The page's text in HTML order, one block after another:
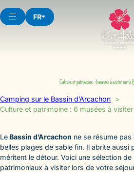
au
contenu
FR
Culture et patrimoine : 6 musées à visiter sur le
Camping sur le Bassin d’Arcachon
Culture et patrimoine : 6 musées à
Le Bassin d’Arcachon ne se résume pas
belles plages de sable fin. Il abrite aussi
méritent le détour. Voici une sélection
patrimoniaux à visiter lors de votre